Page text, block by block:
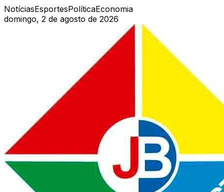
NotíciasEsportesPolíticaEconomia
domingo, 2 de agosto de 2026